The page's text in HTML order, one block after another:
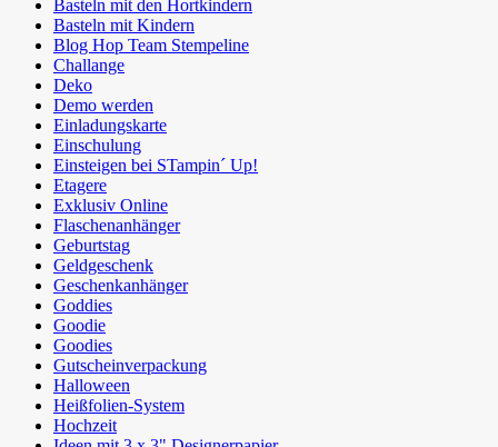
Basteln mit den Hortkindern
Basteln mit Kindern
Blog Hop Team Stempeline
Challange
Deko
Demo werden
Einladungskarte
Einschulung
Einsteigen bei STampin´ Up!
Etagere
Exklusiv Online
Flaschenanhänger
Geburtstag
Geldgeschenk
Geschenkanhänger
Goddies
Goodie
Goodies
Gutscheinverpackung
Halloween
Heißfolien-System
Hochzeit